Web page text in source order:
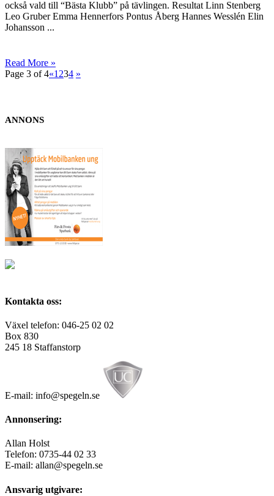
också vald till “Bästa Klubb” på tävlingen. Resultat Linn Stenberg
Leo Gruber Emma Hennerfors Pontus Åberg Hannes Wesslén Elin
Johansson ...
Read More »
Page 3 of 4«1 234 »
ANNONS
Kontakta oss:
Växel telefon: 046-25 02 02
Box 830
245 18 Staffanstorp
E-mail: info@spegeln.se
Annonsering:
Allan Holst
Telefon: 0735-44 02 33
E-mail: allan@spegeln.se
Ansvarig utgivare: